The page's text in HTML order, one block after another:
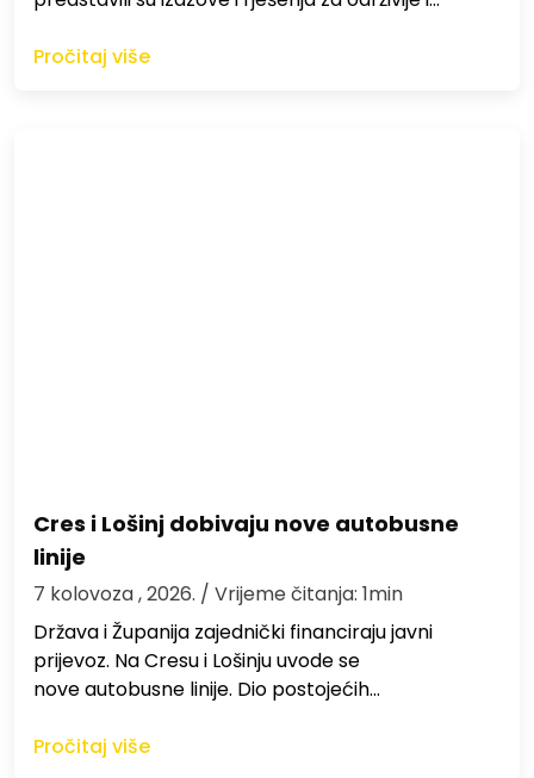
Pročitaj više
Cres i Lošinj dobivaju nove autobusne
linije
7 kolovoza , 2026. / Vrijeme čitanja: 1min
Država i Županija zajednički financiraju javni
prijevoz. Na Cresu i Lošinju uvode se
nove autobusne linije. Dio postojećih…
Pročitaj više